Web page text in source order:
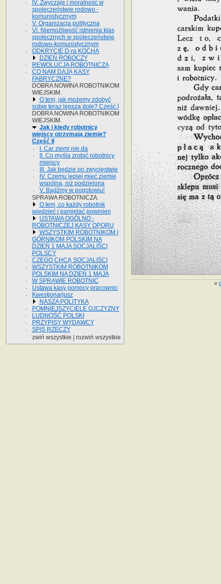
«
IV. Zwyczaje i moralność w
społeczeństwie rodowo -
komunistycznym
V. Organizacja polityczna
VI. Niemożliwość istnienia klas
społecznych w społeczeństwie
rodowo-komunistycznym
ODKRYCIE D-ra KOCHA
DZIEŃ ROBOCZY
REWOLUCJA ROBOTNICZA
CO NAM DAJĄ KASY
FABRYCZNE?
DOBRA NOWINA ROBOTNIKOM
WIEJSKIM.
O tem, jak możemy zdobyć
sobie teraz lepszą dolę? Część I
DOBRA NOWINA ROBOTNIKOM
WIEJSKIM.
Jak i kiedy robotnicy
wiejscy otrzymają ziemię?
Część II
I. Car ziemi nie da
II. Co myślą zrobić robotnicy
miejscy
III. Jak będzie po zwycięstwie
IV. Czemu lepiej mieć ziemię
wspólną, niż podzieloną
V. Bądźmy w pogotowiu!
SPRAWA ROBOTNICZA.
O tem, co każdy robotnik
wiedzieć i pamiętać powinien
USTAWA OGÓLNO -
ROBOTNICZEJ KASY OPORU
WSZYSTKIM ROBOTNIKOM I
GÓRNIKOM POLSKIM NA
DZIEŃ 1 MAJA SOCJALIŚCI
POLSCY
CZEGO CHCĄ SOCJALIŚCI
WSZYSTKIM ROBOTNIKOM
POLSKIM NA DZIEŃ 1 MAJA
W SPRAWIE ROBOTNIC
Ustawa kasy pomocy pracownic
Kwestjonarjusz
NASZA POLITYKA
POMNIEJSZYCIELE OJCZYZNY
LUDNOŚĆ POLSKI
PRZYPISY WYDAWCY
SPIS RZECZY
zwiń wszystkie | rozwiń wszystkie